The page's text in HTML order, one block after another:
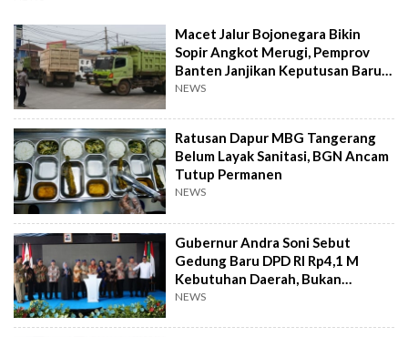
Macet Jalur Bojonegara Bikin
Sopir Angkot Merugi, Pemprov
Banten Janjikan Keputusan Baru 4
Hari Lagi
NEWS
Ratusan Dapur MBG Tangerang
Belum Layak Sanitasi, BGN Ancam
Tutup Permanen
NEWS
Gubernur Andra Soni Sebut
Gedung Baru DPD RI Rp4,1 M
Kebutuhan Daerah, Bukan
Senator
NEWS